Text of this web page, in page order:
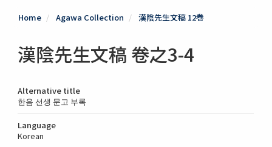
Home Agawa Collection 漢陰先生文稿 12巻
漢陰先生文稿 卷之3-4
Alternative title
한음 선생 문고 부록
Language
Korean